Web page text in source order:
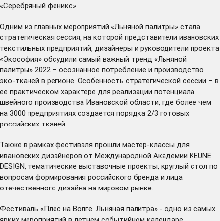
«Серебряный феникс».
Одним из главных мероприятий «Льняной палитры» стала
стратегическая сессия, на которой представители ивановских
текстильных предприятий, дизайнеры и руководители проекта
«Экософия» обсудили самый важный тренд «Льняной
палитры» 2022 – осознанное потребление и производство
эко-тканей в регионе. Особенность стратегической сессии – в
ее практическом характере для реализации потенциала
швейного производства Ивановской области, где более чем
на 3000 предприятиях создается порядка 2/3 готовых
российских тканей.
Также в рамках фестиваля прошли мастер-классы для
ивановских дизайнеров от Международной Академии KEUNE
DESIGN, тематические выставочные проекты, круглый стол по
вопросам формирования российского бренда и лица
отечественного дизайна на мировом рынке.
Фестиваль «Плес на Волге. Льняная палитра» - одно из самых